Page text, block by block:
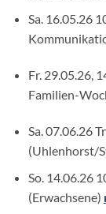
Sa. 16.05.26
Fr. 29.05.26,
Familien-
Sa. 07.06.26
(Uhlenhorst/
So. 14.06.26
(Erwachsene)